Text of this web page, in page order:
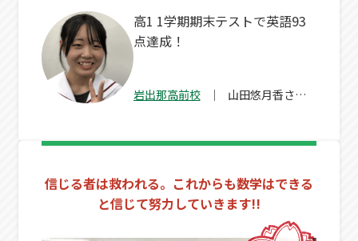
高1 1学期期末テストで英語93
点達成！
岩出那高前校 山田悠月香さん
信じる者は救われる。これからも数学はできる
と信じて努力していきます!!